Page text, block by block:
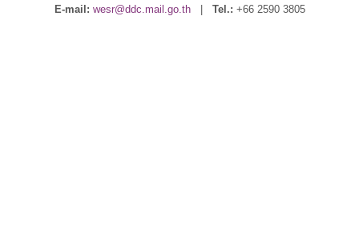
E-mail: wesr@ddc.mail.go.th| Tel.: +66 2590 3805